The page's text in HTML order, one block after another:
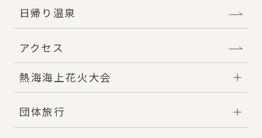
日帰り温泉
アクセス
熱海海上花火大会
団体旅行